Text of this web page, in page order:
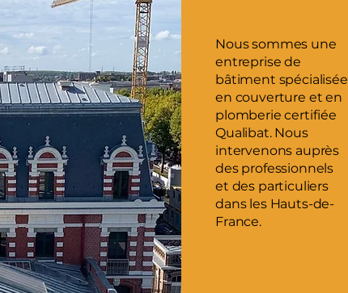
Nous sommes une
entreprise de
bâtiment spécialisée
en couverture et en
plomberie certifiée
Qualibat. Nous
intervenons auprès
des professionnels
et des particuliers
dans les Hauts-de-
France.